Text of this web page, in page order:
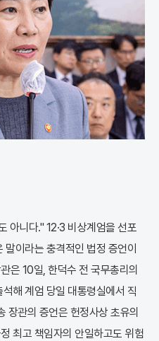
아니다." 12·3 비상계엄을 선포
이라는 충격적인 법정 증언이
은 10일, 한덕수 전 국무총리의
해 계엄 당일 대통령실에서 직
장관의 증언은 헌정사상 초유의
최고 책임자의 안일하고도 위험